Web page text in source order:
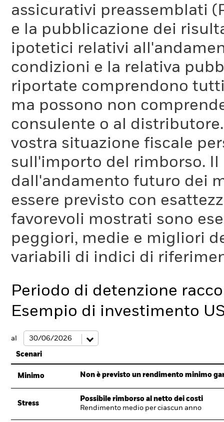
assicurativi preassemblati
e la pubblicazione dei
ipotetici relativi
condizioni e la relativa
riportate comprendono
ma possono non
consulente o al
vostra situazione fiscale
sull'importo del rimborso.
dall'andamento futuro dei
essere previsto con
favorevoli mostrati sono
peggiori, medie e migliori
variabili di indici di
Periodo di detenzione
Esempio di investimento
al
Scenari
Minimo Non è previsto un rendimento minimo
Stress
Possibile rimborso al netto dei costi
Rendimento medio per ciascun anno